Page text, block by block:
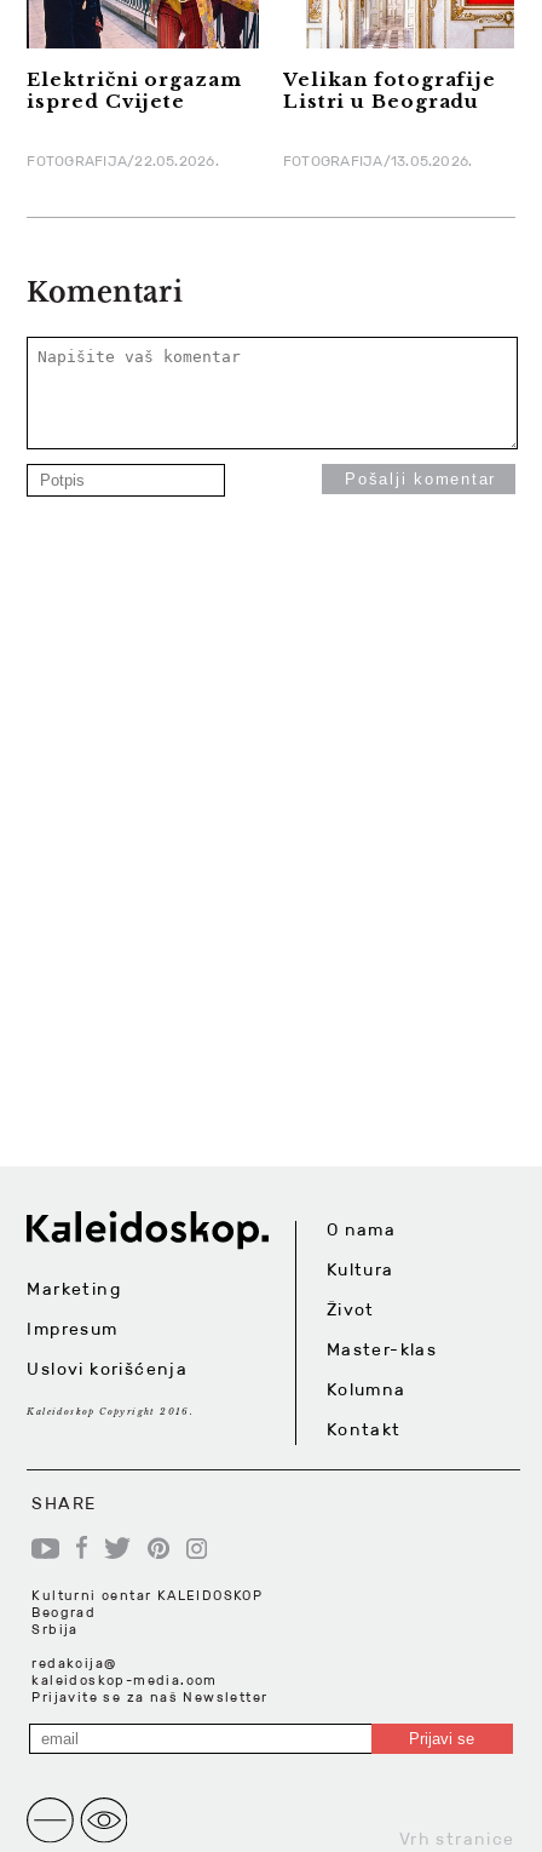
Električni orgazam
ispred Cvijete
FOTOGRAFIJA/22.05.2026.
Velikan fotografije
Listri u Beogradu
FOTOGRAFIJA/13.05.2026.
Komentari
Marketing
Impresum
Uslovi korišćenja
Kaleidoskop Copyright 2016.
O nama
Kultura
Život
Master-klas
Kolumna
Kontakt
SHARE
Kulturni centar KALEIDOSKOP
Beograd
Srbija
redakcija@
kaleidoskop-media.com
Prijavite se za naš Newsletter
Vrh stranice